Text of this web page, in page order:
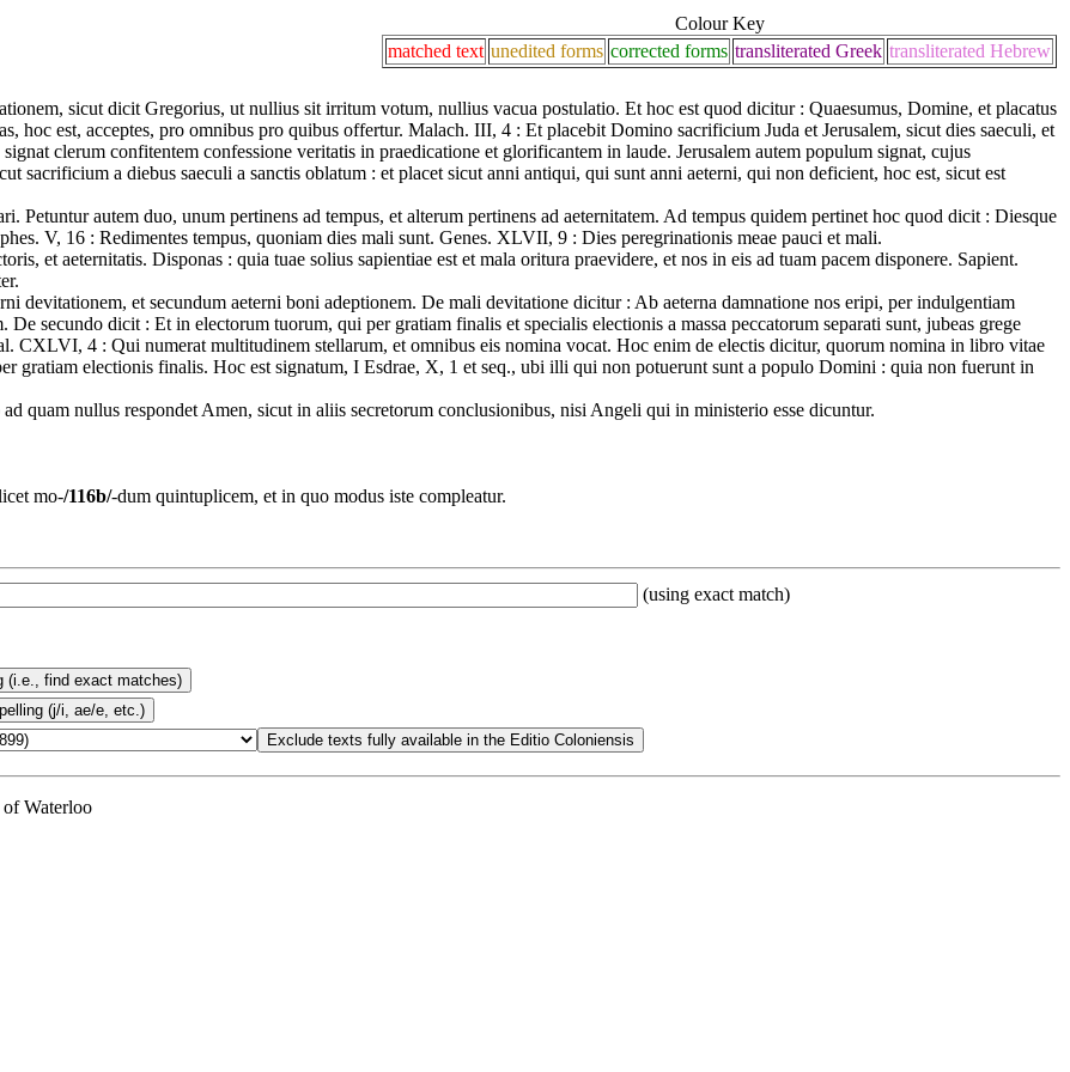
Colour Key
matched text unedited forms corrected forms transliterated Greek transliterated Hebrew
sicut dicit Gregorius, ut nullius sit irritum votum, nullius vacua postulatio. Et hoc est quod dicitur : Quaesumus, Domine, et placatus
hoc est, acceptes, pro omnibus pro quibus offertur. Malach. III, 4 : Et placebit Domino sacrificium Juda et Jerusalem, sicut dies saeculi, et
clerum confitentem confessione veritatis in praedicatione et glorificantem in laude. Jerusalem autem populum signat, cujus
sacrificium a diebus saeculi a sanctis oblatum : et placet sicut anni antiqui, qui sunt anni aeterni, qui non deficient, hoc est, sicut est
Petuntur autem duo, unum pertinens ad tempus, et alterum pertinens ad aeternitatem. Ad tempus quidem pertinet hoc quod dicit : Diesque
V, 16 : Redimentes tempus, quoniam dies mali sunt. Genes. XLVII, 9 : Dies peregrinationis meae pauci et mali.
et aeternitatis. Disponas : quia tuae solius sapientiae est et mala oritura praevidere, et nos in eis ad tuam pacem disponere. Sapient.
devitationem, et secundum aeterni boni adeptionem. De mali devitatione dicitur : Ab aeterna damnatione nos eripi, per indulgentiam
secundo dicit : Et in electorum tuorum, qui per gratiam finalis et specialis electionis a massa peccatorum separati sunt, jubeas grege
CXLVI, 4 : Qui numerat multitudinem stellarum, et omnibus eis nomina vocat. Hoc enim de electis dicitur, quorum nomina in libro vitae
gratiam electionis finalis. Hoc est signatum, I Esdrae, X, 1 et seq., ubi illi qui non potuerunt sunt a populo Domini : quia non fuerunt in
quam nullus respondet Amen, sicut in aliis secretorum conclusionibus, nisi Angeli qui in ministerio esse dicuntur.
mo-/116b/-dum quintuplicem, et in quo modus iste compleatur.
(using exact match)
Waterloo